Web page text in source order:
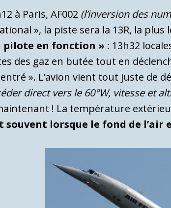
à Paris, AF002 (l’inversion des
», la piste sera la 13R, la plus
pilote en fonction » : 13h32
des gaz en butée tout en
». L’avion vient tout juste de
direct vers le 60°W, vitesse et
! La température
souvent lorsque le fond de l’air